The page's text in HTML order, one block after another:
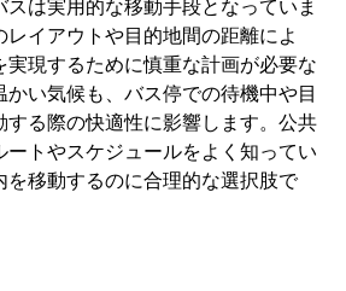
スは実用的な移動手段となっていま
イアウトや目的地間の距離によ
実現するために慎重な計画が必要な
い気候も、バス停での待機中や目
する際の快適性に影響します。公共
ートやスケジュールをよく知ってい
を移動するのに合理的な選択肢で